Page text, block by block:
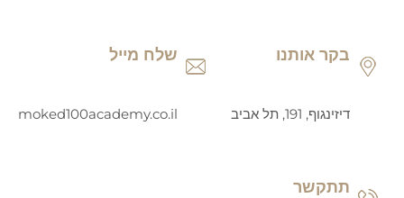
בקר אותנו
דיזינגוף, 191, תל אביב
שלח מייל
moked100academy.co.il
תתקשר